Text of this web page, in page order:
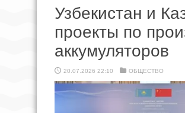
Узбекистан и
проекты по
аккумуляторов
20.07.2026 22:10 ОБЩЕСТВО